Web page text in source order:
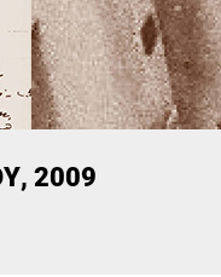
2009